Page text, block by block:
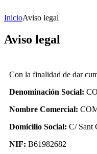
InicioAviso legal
Aviso legal
Con la finalidad de dar
Denominación Social:
Nombre Comercial:
Domicilio Social: C/ Sant
NIF: B61982682